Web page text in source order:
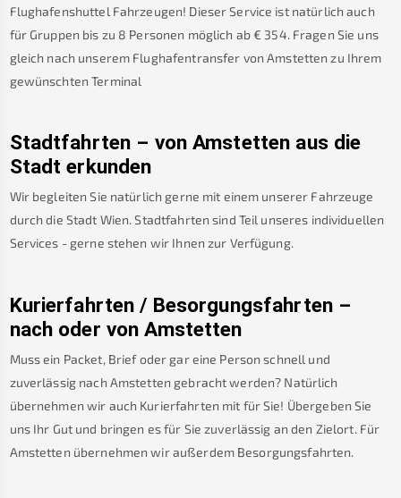
Flughafenshuttel Fahrzeugen! Dieser Service ist natürlich auch
für Gruppen bis zu 8 Personen möglich ab € 354. Fragen Sie uns
gleich nach unserem Flughafentransfer von Amstetten zu Ihrem
gewünschten Terminal
Stadtfahrten – von Amstetten aus die
Stadt erkunden
Wir begleiten Sie natürlich gerne mit einem unserer Fahrzeuge
durch die Stadt Wien. Stadtfahrten sind Teil unseres individuellen
Services - gerne stehen wir Ihnen zur Verfügung.
Kurierfahrten / Besorgungsfahrten –
nach oder von Amstetten
Muss ein Packet, Brief oder gar eine Person schnell und
zuverlässig nach Amstetten gebracht werden? Natürlich
übernehmen wir auch Kurierfahrten mit für Sie! Übergeben Sie
uns Ihr Gut und bringen es für Sie zuverlässig an den Zielort. Für
Amstetten übernehmen wir außerdem Besorgungsfahrten.